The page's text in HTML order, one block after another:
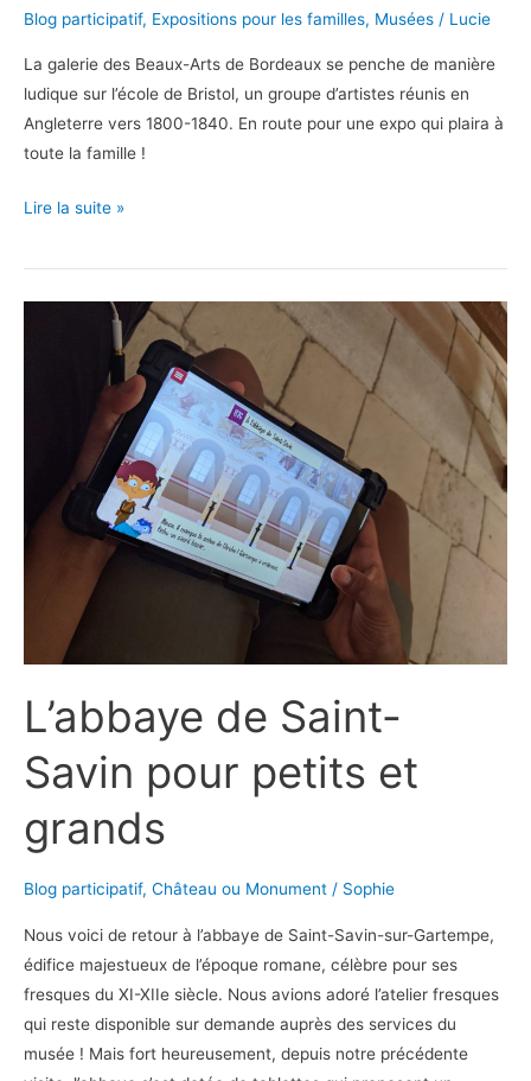
Blog participatif, Expositions pour les familles, Musées / Lucie
La galerie des Beaux-Arts de Bordeaux se penche de manière
ludique sur l’école de Bristol, un groupe d’artistes réunis en
Angleterre vers 1800-1840. En route pour une expo qui plaira à
toute la famille !
L’expo
friendly
Lire la suite »
L’abbaye de Saint-
Savin pour petits et
grands
Blog participatif, Château ou Monument / Sophie
Nous voici de retour à l’abbaye de Saint-Savin-sur-Gartempe,
édifice majestueux de l’époque romane, célèbre pour ses
fresques du XI-XIIe siècle. Nous avions adoré l’atelier fresques
qui reste disponible sur demande auprès des services du
musée ! Mais fort heureusement, depuis notre précédente